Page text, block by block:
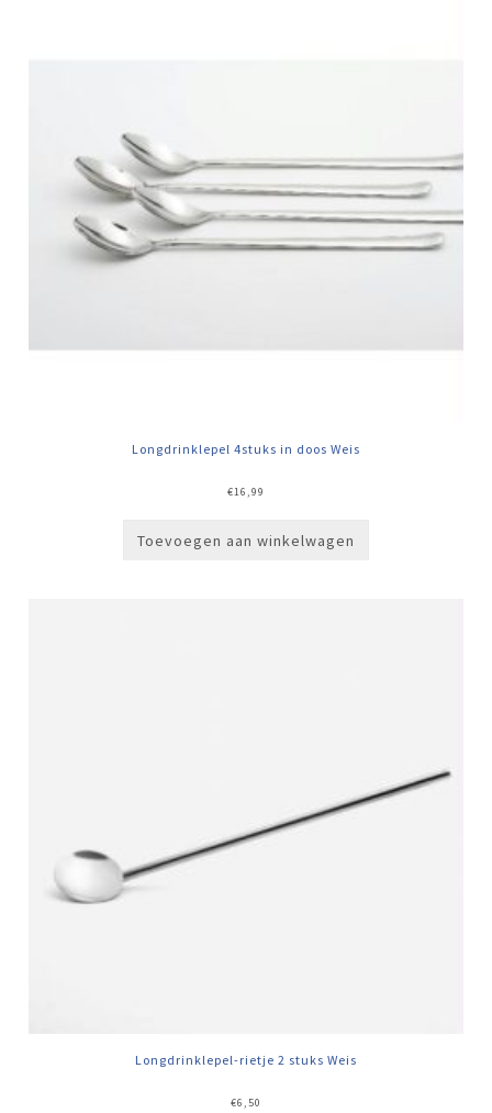
Longdrinklepel 4stuks in doos Weis
€16,99
Toevoegen aan winkelwagen
Longdrinklepel-rietje 2 stuks Weis
€6,50